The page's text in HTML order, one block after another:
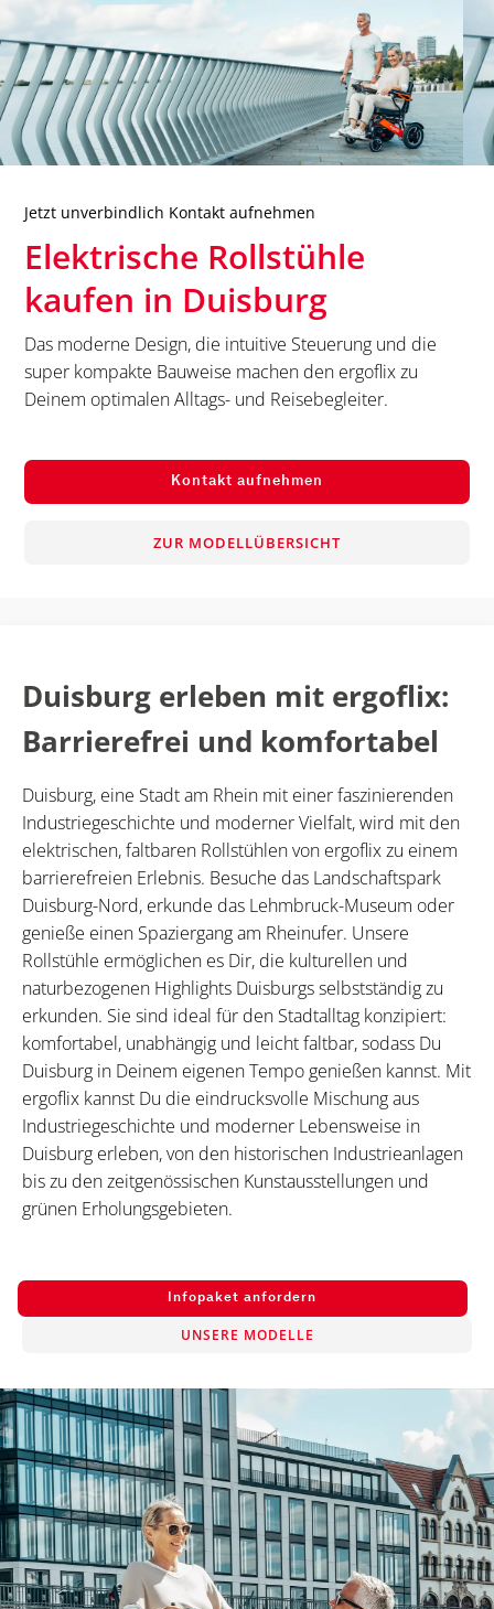
Jetzt unverbindlich Kontakt aufnehmen
Elektrische Rollstühle
kaufen in Duisburg
Das moderne Design, die intuitive Steuerung und die
super kompakte Bauweise machen den ergoflix zu
Deinem optimalen Alltags- und Reisebegleiter.
Kontakt aufnehmen
ZUR MODELLÜBERSICHT
Duisburg erleben mit ergoflix:
Barrierefrei und komfortabel
Duisburg, eine Stadt am Rhein mit einer faszinierenden
Industriegeschichte und moderner Vielfalt, wird mit den
elektrischen, faltbaren Rollstühlen von ergoflix zu einem
barrierefreien Erlebnis. Besuche das Landschaftspark
Duisburg-Nord, erkunde das Lehmbruck-Museum oder
genieße einen Spaziergang am Rheinufer. Unsere
Rollstühle ermöglichen es Dir, die kulturellen und
naturbezogenen Highlights Duisburgs selbstständig zu
erkunden. Sie sind ideal für den Stadtalltag konzipiert:
komfortabel, unabhängig und leicht faltbar, sodass Du
Duisburg in Deinem eigenen Tempo genießen kannst. Mit
ergoflix kannst Du die eindrucksvolle Mischung aus
Industriegeschichte und moderner Lebensweise in
Duisburg erleben, von den historischen Industrieanlagen
bis zu den zeitgenössischen Kunstausstellungen und
grünen Erholungsgebieten.
Infopaket anfordern
UNSERE MODELLE